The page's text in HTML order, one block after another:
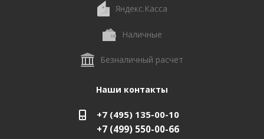
Яндекс.Касса
Наличные
Безналичный расчет
Наши контакты
+7 (495) 135-00-10
+7 (499) 550-00-66